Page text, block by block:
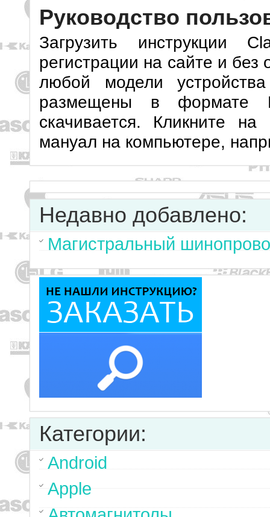
Руководство
Загрузить инструкции
регистрации на сайте и
любой модели
размещены в формате
скачивается. Кликните
мануал на компьютере,
Недавно добавлено:
Магистральный
Категории:
Android
Apple